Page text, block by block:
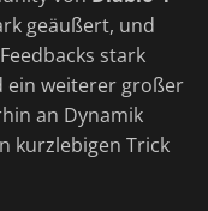
geäußert, und
stark
ein weiterer großer
an Dynamik
kurzlebigen Trick